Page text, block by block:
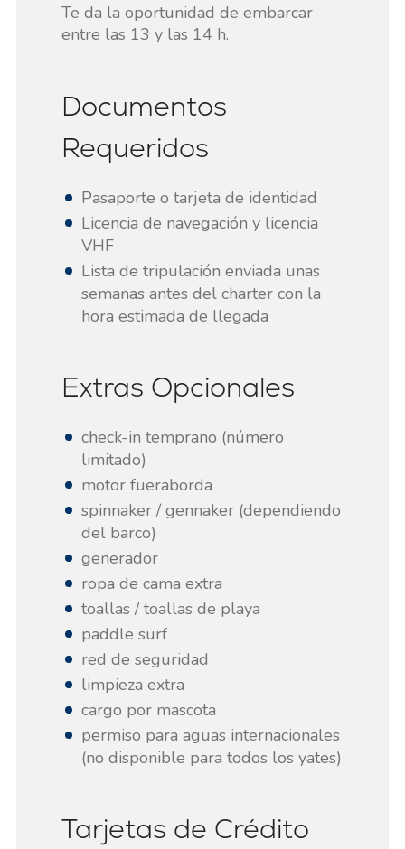
Te da la oportunidad de embarcar
entre las 13 y las 14 h.
Documentos
Requeridos
Pasaporte o tarjeta de identidad
Licencia de navegación y licencia
VHF
Lista de tripulación enviada unas
semanas antes del charter con la
hora estimada de llegada
Extras Opcionales
check-in temprano (número
limitado)
motor fueraborda
spinnaker / gennaker (dependiendo
del barco)
generador
ropa de cama extra
toallas / toallas de playa
paddle surf
red de seguridad
limpieza extra
cargo por mascota
permiso para aguas internacionales
(no disponible para todos los yates)
Tarjetas de Crédito